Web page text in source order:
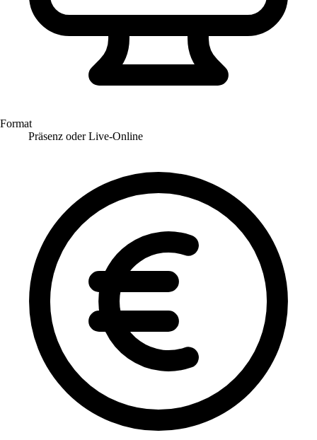
Format
Präsenz oder Live-Online